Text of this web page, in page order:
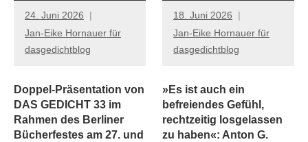
24. Juni 2026
Jan-Eike Hornauer für
dasgedichtblog
18. Juni 2026
Jan-Eike Hornauer für
dasgedichtblog
Doppel-Präsentation von
DAS GEDICHT 33 im
Rahmen des Berliner
Bücherfestes am 27. und
»Es ist auch ein
befreiendes Gefühl,
rechtzeitig losgelassen
zu haben«: Anton G.